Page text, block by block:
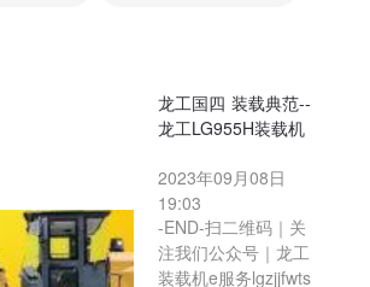
龙工国四 装载典范--
龙工LG955H装载机
2023年09月08日
19:03
-END-扫二维码｜关
注我们公众号｜龙工
装载机e服务lgzjjfwts